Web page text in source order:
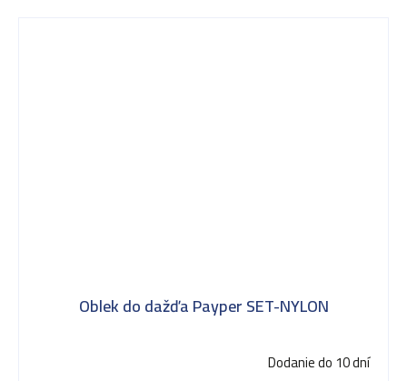
Oblek do dažďa Payper SET-NYLON
Dodanie do 10 dní